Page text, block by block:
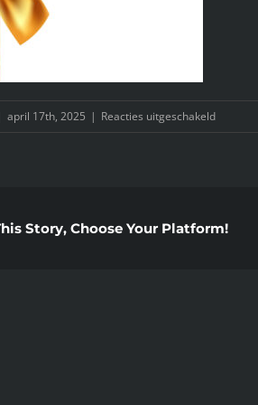
april 17th, 2025 | Reacties uitgeschakeldvoor
Story, Choose Your Platform!